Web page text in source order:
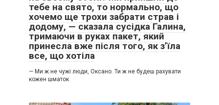
— Ти боїшся сказати “ні”.
тебе на свято, то нормально, що
хочемо ще трохи забрати страв і
додому, — сказала сусідка Галина,
тримаючи в руках пакет, який
принесла вже після того, як з’їла
все, що хотіла
— Ми ж не чужі люди, Оксано. Ти ж не будеш рахувати
кожен шматок